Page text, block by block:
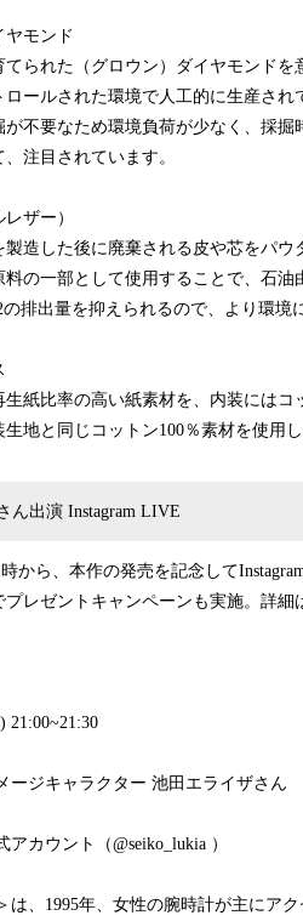
ヤモンド
られた（グロウン）ダイヤモンド
ールされた環境で人工的に生産さ
が不要なため環境負荷が少なく、採
注目されています。
ザー）
製造した後に廃棄される皮や芯をパ
の一部として使用することで、石
排出量を抑えられるので、より環境
紙比率の高い紙素材を、内装には
生地と同じコットン100％素材を使用
ん出演 Instagram LIVE
から、本作の発売を記念して
レゼントキャンペーンも実施。詳細
21:00~21:30
ージキャラクター 池田エライザさん
カウント（@seiko_lukia ）
は、1995年、女性の腕時計が主にア